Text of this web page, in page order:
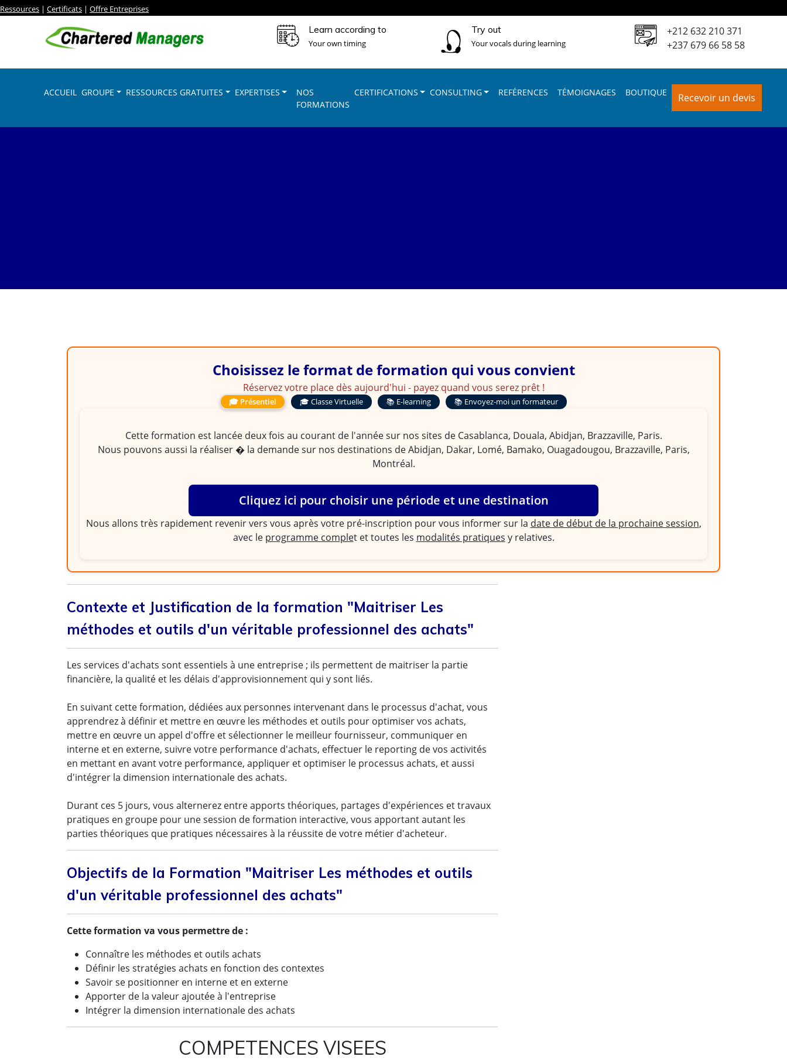
Ressources | Certificats | Offre Entreprises
Learn according to
Your own timing
Try out
Your vocals during learning
+212 632 210 371
+237 679 66 58 58
ACCUEIL GROUPE RESSOURCES GRATUITES EXPERTISES
NOS
FORMATIONS
CERTIFICATIONS CONSULTING REFÉRENCES TÉMOIGNAGES BOUTIQUE Recevoir un devis
Maitriser Les méthodes et outils d'un véritable professionnel des
Choisissez le format de formation qui vous convient
Réservez votre place dès aujourd'hui - payez quand vous serez prêt !
🎓 Présentiel 🎓 Classe Virtuelle 📚 E-learning 📚 Envoyez-moi un formateur
Cette formation est lancée deux fois au courant de l'année sur nos sites de Casablanca, Douala, Abidjan, Brazzaville, Paris.
Nous pouvons aussi la réaliser � la demande sur nos destinations de Abidjan, Dakar, Lomé, Bamako, Ouagadougou, Brazzaville, Paris,
Montréal.
Cliquez ici pour choisir une période et une destination
Nous allons très rapidement revenir vers vous après votre pré-inscription pour vous informer sur la date de début de la prochaine session,
avec le programme complet et toutes les modalités pratiques y relatives.
Contexte et Justification de la formation "Maitriser Les
méthodes et outils d'un véritable professionnel des achats"
Les services d'achats sont essentiels à une entreprise ; ils permettent de maitriser la partie
financière, la qualité et les délais d'approvisionnement qui y sont liés.
En suivant cette formation, dédiées aux personnes intervenant dans le processus d'achat, vous
apprendrez à définir et mettre en œuvre les méthodes et outils pour optimiser vos achats,
mettre en œuvre un appel d'offre et sélectionner le meilleur fournisseur, communiquer en
interne et en externe, suivre votre performance d'achats, effectuer le reporting de vos activités
en mettant en avant votre performance, appliquer et optimiser le processus achats, et aussi
d'intégrer la dimension internationale des achats.
Durant ces 5 jours, vous alternerez entre apports théoriques, partages d'expériences et travaux
pratiques en groupe pour une session de formation interactive, vous apportant autant les
parties théoriques que pratiques nécessaires à la réussite de votre métier d'acheteur.
Objectifs de la Formation "Maitriser Les méthodes et outils
d'un véritable professionnel des achats"
Cette formation va vous permettre de :
Connaître les méthodes et outils achats
Définir les stratégies achats en fonction des contextes
Savoir se positionner en interne et en externe
Apporter de la valeur ajoutée à l'entreprise
Intégrer la dimension internationale des achats
COMPETENCES VISEES